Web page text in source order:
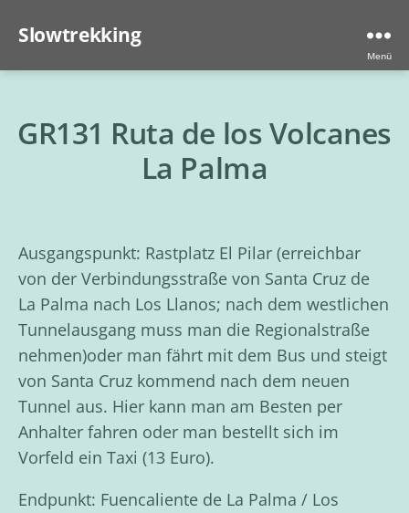
Slowtrekking
Menü
GR131 Ruta de los Volcanes
La Palma
Ausgangspunkt: Rastplatz El Pilar (erreichbar
von der Verbindungsstraße von Santa Cruz de
La Palma nach Los Llanos; nach dem westlichen
Tunnelausgang muss man die Regionalstraße
nehmen)oder man fährt mit dem Bus und steigt
von Santa Cruz kommend nach dem neuen
Tunnel aus. Hier kann man am Besten per
Anhalter fahren oder man bestellt sich im
Vorfeld ein Taxi (13 Euro).
Endpunkt: Fuencaliente de La Palma / Los